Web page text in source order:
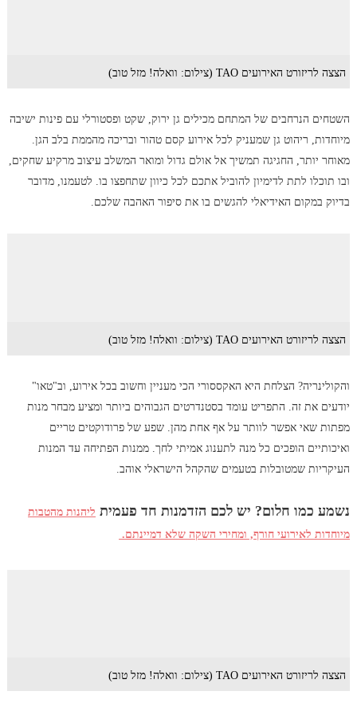
הצצה לריזורט האירועים TAO (צילום: וואלה! מזל טוב)
השטחים הנרחבים של המתחם מכילים גן ירוק, שקט ופסטורלי עם פינות ישיבה
מיוחדות, ריהוט גן שמעניק לכל אירוע קסם טהור ובריכה מהממת בלב הגן.
מאוחר יותר, החגיגה תמשיך אל אולם גדול ומואר המשלב עיצוב מרקיע שחקים,
ובו תוכלו לתת לדימיון להוביל אתכם לכל כיוון שתחפצו בו. לטעמנו, מדובר
בדיוק במקום האידיאלי להגשים בו את סיפור האהבה שלכם.
הצצה לריזורט האירועים TAO (צילום: וואלה! מזל טוב)
והקולינריה? הצלחת היא האקססורי הכי מעניין וחשוב בכל אירוע, וב"טאו"
יודעים את זה. התפריט עומד בסטנדרטים הגבוהים ביותר ומציע מבחר מנות
מפתות שאי אפשר לוותר על אף אחת מהן. שפע של פרודוקטים טריים
ואיכותיים הופכים כל מנה לתענוג אמיתי לחך. ממנות הפתיחה עד המנות
העיקריות שמטובלות בטעמים שהקהל הישראלי אוהב.
נשמע כמו חלום? יש לכם הזדמנות חד פעמית ליהנות מהטבות
מיוחדות לאירועי חורף, ומחירי השקה שלא דמיינתם.
הצצה לריזורט האירועים TAO (צילום: וואלה! מזל טוב)